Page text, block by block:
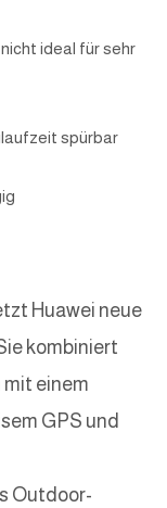
ideal für sehr
spürbar
Huawei neue
kombiniert
mit einem
GPS und
Outdoor-